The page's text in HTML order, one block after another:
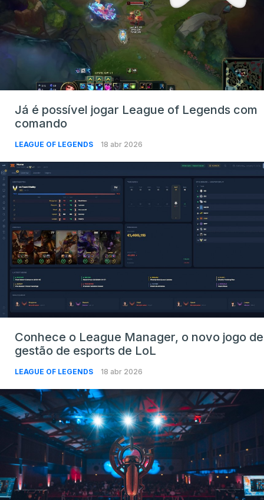
Já é possível jogar League of Legends com
comando
LEAGUE OF LEGENDS 18 abr 2026
Conhece o League Manager, o novo jogo de
gestão de esports de LoL
LEAGUE OF LEGENDS 18 abr 2026